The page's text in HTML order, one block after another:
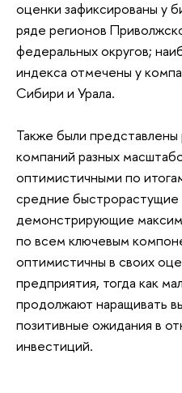
оценки зафиксированы у
ряде регионов
федеральных округов;
индекса отмечены у
Сибири и Урала.
Также были представлены
компаний разных
оптимистичными по
средние быстрорастущие
демонстрирующие
по всем ключевым
оптимистичны в своих
предприятия, тогда как
продолжают наращивать
позитивные ожидания в
инвестиций.